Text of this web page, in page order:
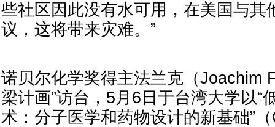
些社区因此没有水可用，在美国与其
议，这将带来灾难。”
诺贝尔化学奖得主法兰克（Joachim
梁计画”访台，5月6日于台湾大学以“
术：分子医学和药物设计的新基础”